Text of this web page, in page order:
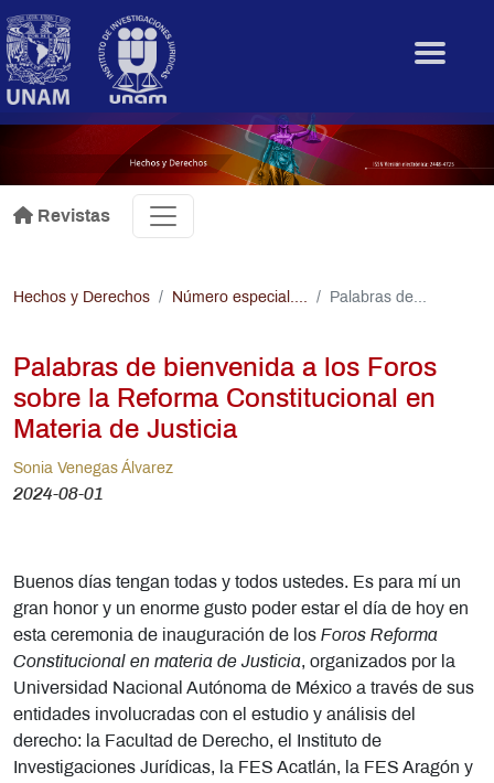
.
Revistas
Hechos y Derechos Número especial.... Palabras de...
Palabras de bienvenida a los Foros
sobre la Reforma Constitucional en
Materia de Justicia
Sonia Venegas Álvarez
2024-08-01
Buenos días tengan todas y todos ustedes. Es para mí un
gran honor y un enorme gusto poder estar el día de hoy en
esta ceremonia de inauguración de los Foros Reforma
Constitucional en materia de Justicia, organizados por la
Universidad Nacional Autónoma de México a través de sus
entidades involucradas con el estudio y análisis del
derecho: la Facultad de Derecho, el Instituto de
Investigaciones Jurídicas, la FES Acatlán, la FES Aragón y